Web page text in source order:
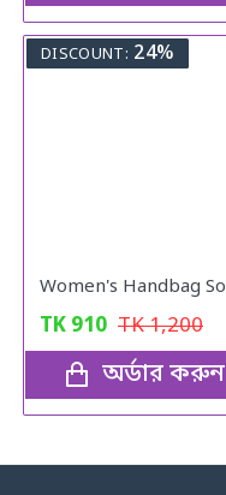
DISCOUNT: 24%
TK 910 TK1,200
অর্ডার করুন